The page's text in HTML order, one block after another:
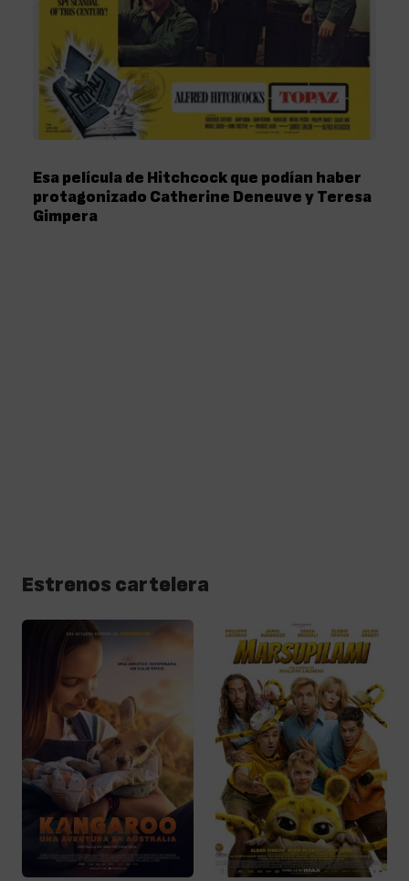
Esa película de Hitchcock que podían haber
protagonizado Catherine Deneuve y Teresa
Gimpera
Estrenos cartelera